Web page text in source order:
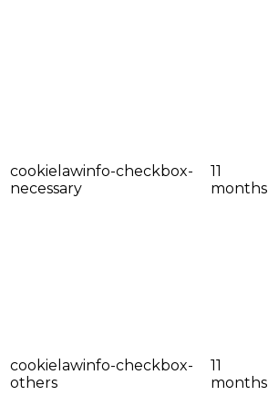
cookielawinfo-checkbox-
necessary
11
months
cookielawinfo-checkbox-
others
11
months